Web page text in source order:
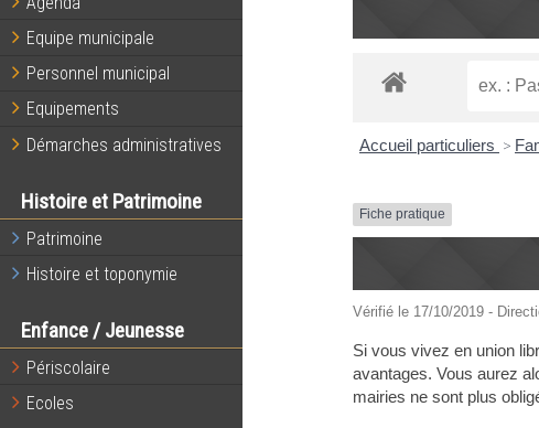
Equipe municipale
Personnel municipal
Equipements
Démarches administratives
Histoire et Patrimoine
Patrimoine
Histoire et toponymie
Enfance / Jeunesse
Périscolaire
Ecoles
Accueil particuliers >
Fiche pratique
Vérifié le 17/10/2019 -
Si vous vivez en union
avantages. Vous aurez
mairies ne sont plus